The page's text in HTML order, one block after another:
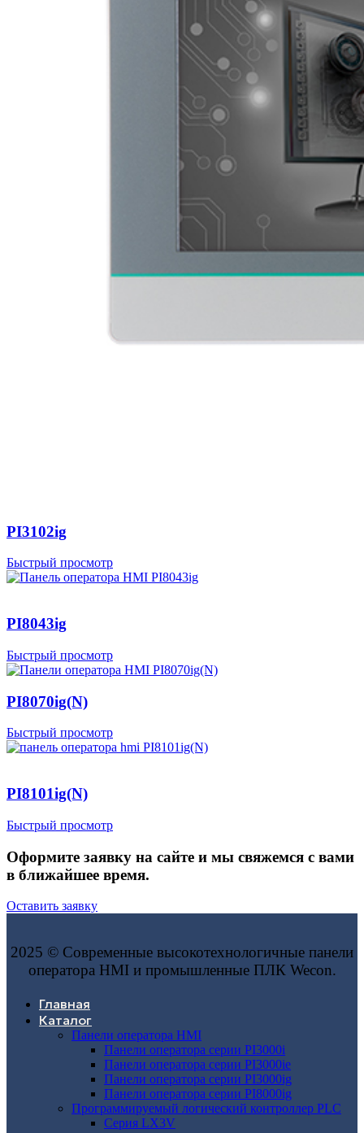
PI3102ig
Быстрый просмотр
PI8043ig
Быстрый просмотр
PI8070ig(N)
Быстрый просмотр
PI8101ig(N)
Быстрый просмотр
Оформите заявку на сайте и мы свяжемся с вами
в ближайшее время.
Оставить заявку
2025 © Современные высокотехнологичные панели
оператора HMI и промышленные ПЛК Wecon.
Главная
Каталог
Панели оператора HMI
Панели оператора серии PI3000i
Панели оператора серии PI3000ie
Панели оператора серии PI3000ig
Панели оператора серии PI8000ig
Программируемый логический контроллер PLC
Серия LX3V